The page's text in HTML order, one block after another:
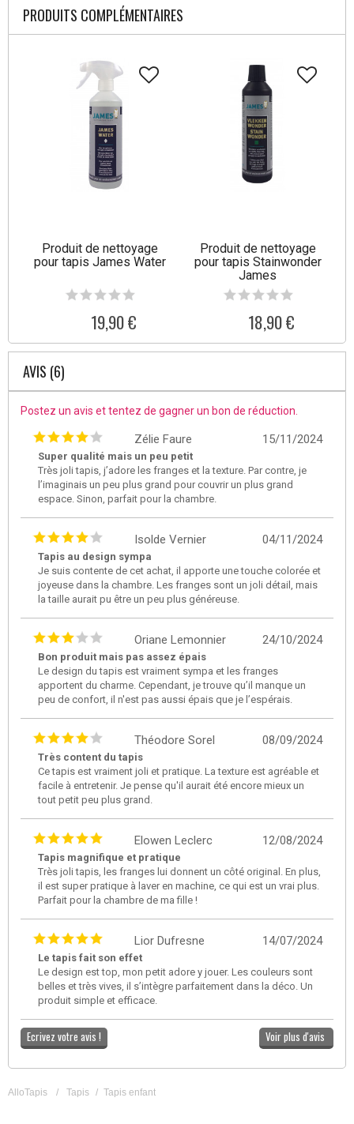
PRODUITS COMPLÉMENTAIRES
Produit de nettoyage
pour tapis James Water
19,90 €
Produit de nettoyage
pour tapis Stainwonder
James
18,90 €
AVIS (6)
Postez un avis et tentez de gagner un bon de réduction.
15/11/2024
Zélie Faure
Super qualité mais un peu petit
Très joli tapis, j’adore les franges et la texture. Par contre, je
l’imaginais un peu plus grand pour couvrir un plus grand
espace. Sinon, parfait pour la chambre.
04/11/2024
Isolde Vernier
Tapis au design sympa
Je suis contente de cet achat, il apporte une touche colorée et
joyeuse dans la chambre. Les franges sont un joli détail, mais
la taille aurait pu être un peu plus généreuse.
24/10/2024
Oriane Lemonnier
Bon produit mais pas assez épais
Le design du tapis est vraiment sympa et les franges
apportent du charme. Cependant, je trouve qu’il manque un
peu de confort, il n'est pas aussi épais que je l’espérais.
08/09/2024
Théodore Sorel
Très content du tapis
Ce tapis est vraiment joli et pratique. La texture est agréable et
facile à entretenir. Je pense qu'il aurait été encore mieux un
tout petit peu plus grand.
12/08/2024
Elowen Leclerc
Tapis magnifique et pratique
Très joli tapis, les franges lui donnent un côté original. En plus,
il est super pratique à laver en machine, ce qui est un vrai plus.
Parfait pour la chambre de ma fille !
14/07/2024
Lior Dufresne
Le tapis fait son effet
Le design est top, mon petit adore y jouer. Les couleurs sont
belles et très vives, il s’intègre parfaitement dans la déco. Un
produit simple et efficace.
Ecrivez votre avis ! Voir plus d'avis
AlloTapis / Tapis / Tapis enfant